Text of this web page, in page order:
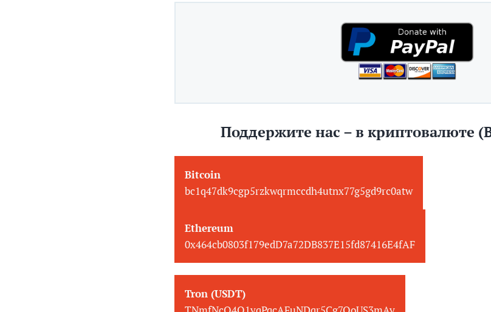
Поддержите нас – в криптовалюте
Bitcoin
bc1q47dk9cgp5rzkwqrmccdh4utnx77g5gd9rc0atw
Ethereum
0x464cb0803f179edD7a72DB837E15fd87416E4fAF
Tron (USDT)